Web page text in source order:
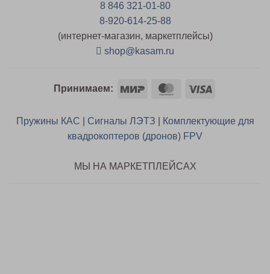
8 846 321-01-80
8-920-614-25-88
(интернет-магазин, маркетплейсы)
shop@kasam.ru
Принимаем: Mir MasterCard
Visa
Пружины КАС Сигналы ЛЭТЗ
Комплектующие для
квадрокоптеров (дронов) FPV
МЫ НА МАРКЕТПЛЕЙСАХ